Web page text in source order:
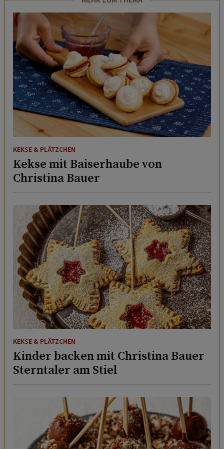
KEKSE & PLÄTZCHEN
Kekse mit Baiserhaube von
Christina Bauer
KEKSE & PLÄTZCHEN
Kinder backen mit Christina Bauer
Sterntaler am Stiel